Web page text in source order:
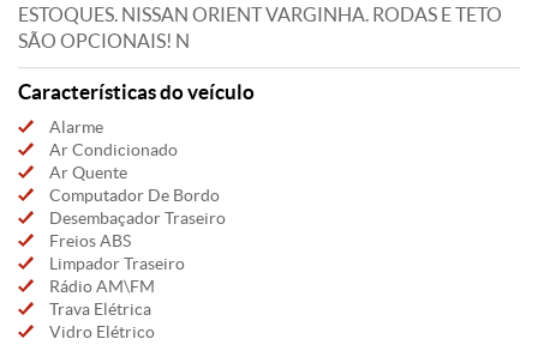
ESTOQUES. NISSAN ORIENT VARGINHA. RODAS E TETO
SÃO OPCIONAIS! N
Características do veículo
Alarme
Ar Condicionado
Ar Quente
Computador De Bordo
Desembaçador Traseiro
Freios ABS
Limpador Traseiro
Rádio AM\FM
Trava Elétrica
Vidro Elétrico